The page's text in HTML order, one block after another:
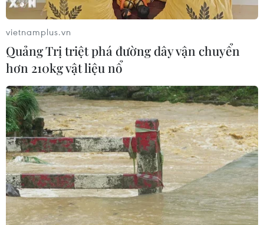
phí khám chữa bệnh bảo hiểm y tế
Điều trị hiệu quả ca ung thư phổi
mang đồng thời hai đột biến gen
hiếm gặp
02/08/2026 05:58
Giao chỉ tiêu bao phủ bảo hiểm y tế
toàn quốc đạt 100% vào năm 2030
02/08/2026 04:54
vietnamplus.vn
Quảng Trị triệt phá đường dây vận chuyển
hơn 210kg vật liệu nổ